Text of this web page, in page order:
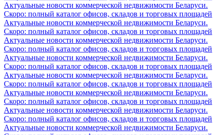
Актуальные новости коммерческой недвижимости Беларуси.
Скоро: полный каталог офисов, складов и торговых площадей
Актуальные новости коммерческой недвижимости Беларуси.
Скоро: полный каталог офисов, складов и торговых площадей
Актуальные новости коммерческой недвижимости Беларуси.
Скоро: полный каталог офисов, складов и торговых площадей
Актуальные новости коммерческой недвижимости Беларуси.
Скоро: полный каталог офисов, складов и торговых площадей
Актуальные новости коммерческой недвижимости Беларуси.
Скоро: полный каталог офисов, складов и торговых площадей
Актуальные новости коммерческой недвижимости Беларуси.
Скоро: полный каталог офисов, складов и торговых площадей
Актуальные новости коммерческой недвижимости Беларуси.
Скоро: полный каталог офисов, складов и торговых площадей
Актуальные новости коммерческой недвижимости Беларуси.